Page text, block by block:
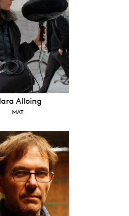
Alloing
MAT